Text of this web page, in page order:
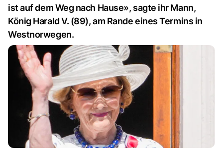
ist auf dem Weg nach Hause», sagte ihr Mann,
König Harald V. (89), am Rande eines Termins in
Westnorwegen.